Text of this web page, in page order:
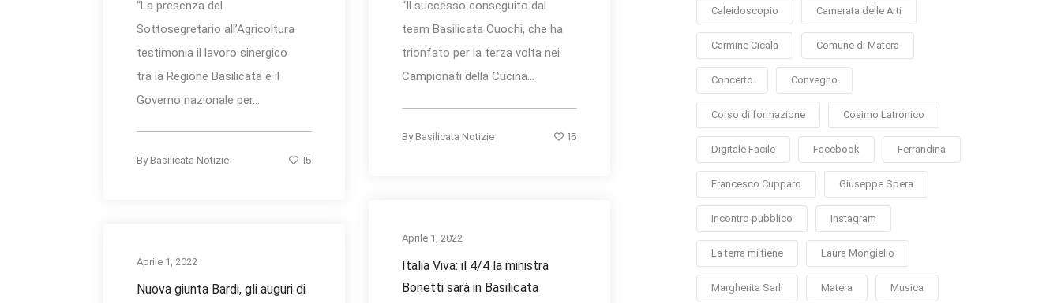
“La presenza del
Sottosegretario all’Agricoltura
testimonia il lavoro sinergico
tra la Regione Basilicata e il
Governo nazionale per...
By Basilicata Notizie 15
“Il successo conseguito dal
team Basilicata Cuochi, che ha
trionfato per la terza volta nei
Campionati della Cucina...
By Basilicata Notizie 15
Aprile 1, 2022
Italia Viva: il 4/4 la ministra
Bonetti sarà in Basilicata
Aprile 1, 2022
Nuova giunta Bardi, gli auguri di
Caleidoscopio Camerata delle Arti
Carmine Cicala Comune di Matera
Concerto Convegno
Corso di formazione Cosimo Latronico
Digitale Facile Facebook Ferrandina
Francesco Cupparo Giuseppe Spera
Incontro pubblico Instagram
La terra mi tiene Laura Mongiello
Margherita Sarli Matera Musica